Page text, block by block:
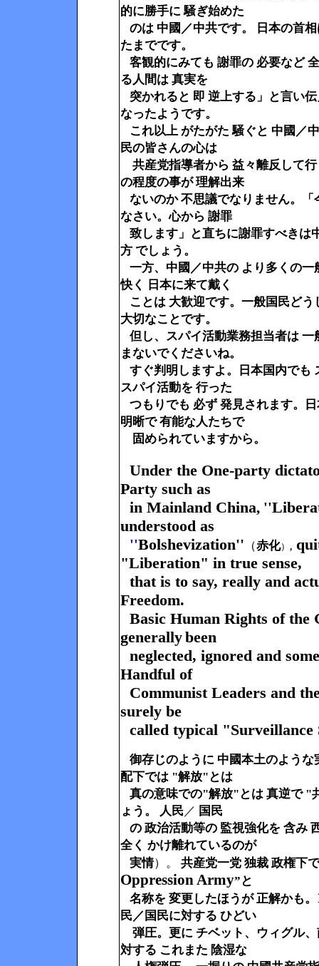
的に勝手に 騒ぎ始めた
のは 中國／中共です。 日本の首
たまでです。
客観的にみても 謝罪の 必要など
る人間は 真実を
突かれると 即 逆上する」と言い
なったようです。
これ以上 がたがた 騒ぐと 中國／
民の皆さんの心は
共産党指導者から 益々離反して
の程度の事が 理解出来
ないのか 不思議でなりません。
なさい。心から 謝罪
致します」と直ちに謝罪すべきは
方 でしょう。
一方、中國 ／中共の より多くの
快く 日本に来て戴く
ことは 大歓迎です。一般国民ど
大切なことです。
但し、スパイ活動業務担当者は
まないでくださいね。
すぐ判明しますよ。日本国内でも
スパイ活動を 行った
つもりでも 必ず 発見されます。
明晰で 有能な人たちで
固められていますから。
Under the One-party
Party such as
in Mainland China, ''
understood as
''Bolshevization'' （赤化） ,
"Liberation" in true sense,
that is to say, really and
Freedom.
Basic Human Rights of the
generallybeen
neglected, ignored and
Handful of
Communist Leaders and
surely be
called typical "Surveillance
御存じのように 中國本土のよう
配下では "解放"とは
真の意味での"解放"とは 真逆で "
ょう。 人民 ／ 国民
の 政治活動等の 監視強化を 含み
全く かけ離れているのが
実情）。 共産党一党 独裁 政権下
Oppression Army” と
名称を 変更したほうが 正解かも。
民／国民に対する ひどい
弾圧。更に チベット、ウィグル
対する これまた 陰湿な